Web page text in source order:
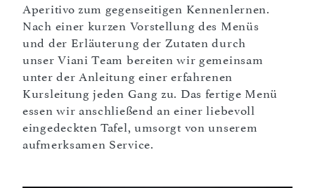
Aperitivo zum gegenseitigen Kennenlernen.
Nach einer kurzen Vorstellung des Menüs
und der Erläuterung der Zutaten durch
unser Viani Team bereiten wir gemeinsam
unter der Anleitung einer erfahrenen
Kursleitung jeden Gang zu. Das fertige Menü
essen wir anschließend an einer liebevoll
eingedeckten Tafel, umsorgt von unserem
aufmerksamen Service.